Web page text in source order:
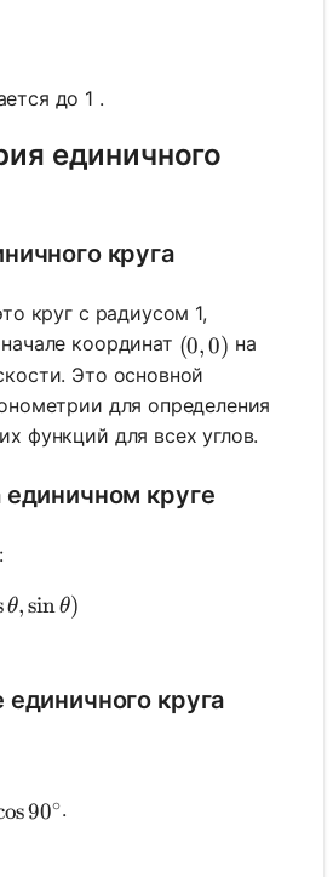
до 1 .
единичного
круга
круг с радиусом 1,
координат (0,0)
(0,0) на
Это основной
для определения
функций для всех углов.
круге
:
\theta, \sin \theta)
θ,sinθ)
круга
90^{\circ}
90∘.